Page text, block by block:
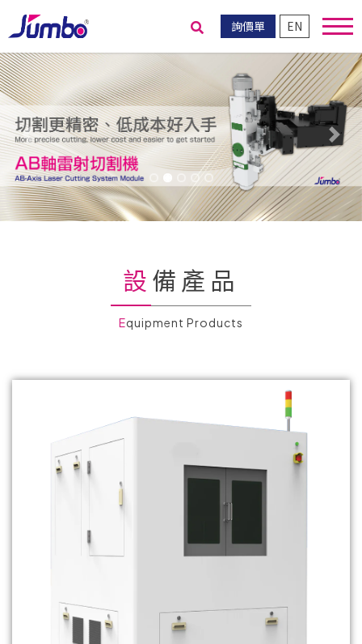
詢價單 EN
送出搜尋
Previous
Next
設備產品
Equipment Products